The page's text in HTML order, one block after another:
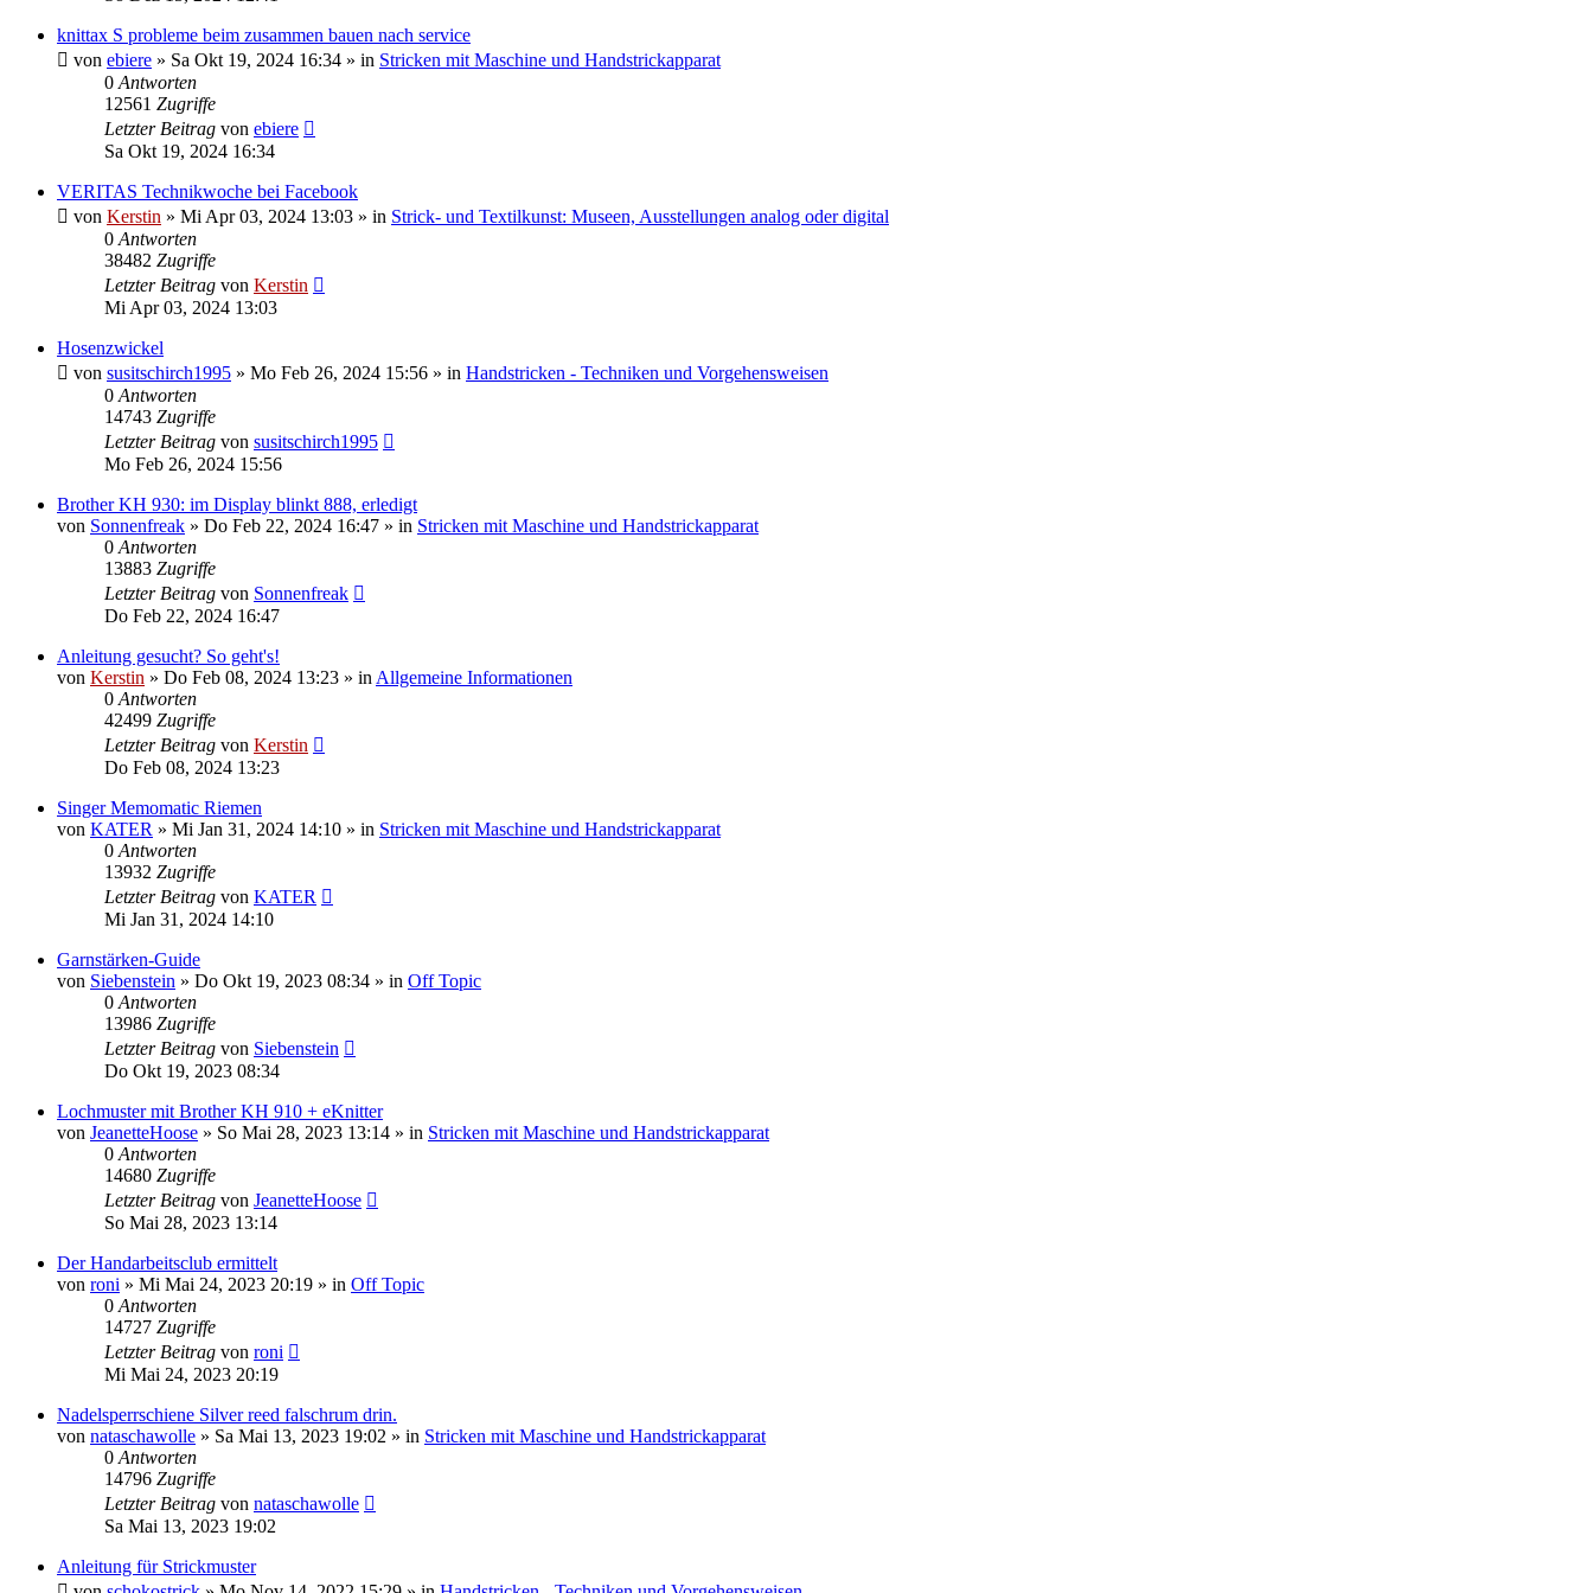
knittax S probleme beim zusammen bauen nach service
von ebiere » Sa Okt 19, 2024 16:34 » in Stricken mit Maschine und Handstrickapparat
0 Antworten
12561 Zugriffe
Letzter Beitrag von ebiere
Sa Okt 19, 2024 16:34
VERITAS Technikwoche bei Facebook
von Kerstin » Mi Apr 03, 2024 13:03 » in Strick- und Textilkunst: Museen, Ausstellungen analog oder digital
0 Antworten
38482 Zugriffe
Letzter Beitrag von Kerstin
Mi Apr 03, 2024 13:03
Hosenzwickel
von susitschirch1995 » Mo Feb 26, 2024 15:56 » in Handstricken - Techniken und Vorgehensweisen
0 Antworten
14743 Zugriffe
Letzter Beitrag von susitschirch1995
Mo Feb 26, 2024 15:56
Brother KH 930: im Display blinkt 888, erledigt
von Sonnenfreak » Do Feb 22, 2024 16:47 » in Stricken mit Maschine und Handstrickapparat
0 Antworten
13883 Zugriffe
Letzter Beitrag von Sonnenfreak
Do Feb 22, 2024 16:47
Anleitung gesucht? So geht's!
von Kerstin » Do Feb 08, 2024 13:23 » in Allgemeine Informationen
0 Antworten
42499 Zugriffe
Letzter Beitrag von Kerstin
Do Feb 08, 2024 13:23
Singer Memomatic Riemen
von KATER » Mi Jan 31, 2024 14:10 » in Stricken mit Maschine und Handstrickapparat
0 Antworten
13932 Zugriffe
Letzter Beitrag von KATER
Mi Jan 31, 2024 14:10
Garnstärken-Guide
von Siebenstein » Do Okt 19, 2023 08:34 » in Off Topic
0 Antworten
13986 Zugriffe
Letzter Beitrag von Siebenstein
Do Okt 19, 2023 08:34
Lochmuster mit Brother KH 910 + eKnitter
von JeanetteHoose » So Mai 28, 2023 13:14 » in Stricken mit Maschine und Handstrickapparat
0 Antworten
14680 Zugriffe
Letzter Beitrag von JeanetteHoose
So Mai 28, 2023 13:14
Der Handarbeitsclub ermittelt
von roni » Mi Mai 24, 2023 20:19 » in Off Topic
0 Antworten
14727 Zugriffe
Letzter Beitrag von roni
Mi Mai 24, 2023 20:19
Nadelsperrschiene Silver reed falschrum drin.
von nataschawolle » Sa Mai 13, 2023 19:02 » in Stricken mit Maschine und Handstrickapparat
0 Antworten
14796 Zugriffe
Letzter Beitrag von nataschawolle
Sa Mai 13, 2023 19:02
Anleitung für Strickmuster